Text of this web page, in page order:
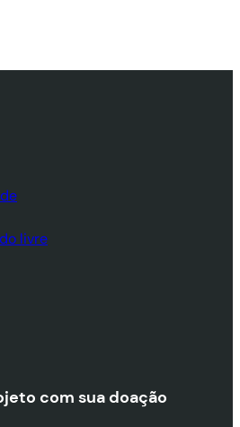
livre
com sua doação